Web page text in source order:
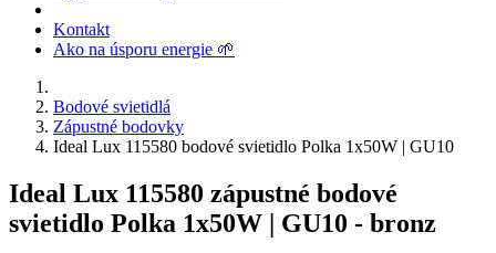
Kontakt
Ako na úsporu energie 🌱
Bodové svietidlá
Zápustné bodovky
Ideal Lux 115580 bodové svietidlo Polka 1x50W | GU10
Ideal Lux 115580 zápustné bodové
svietidlo Polka 1x50W | GU10 - bronz